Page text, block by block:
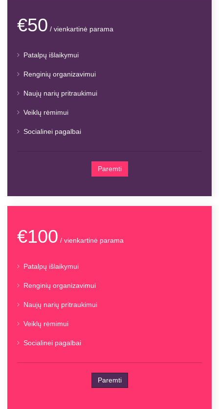
€50 / vienkartinė parama
Patalpų išlaikymui
Renginių organizavimui
Naujų narių pritraukimui
Veiklų rėmimui
Socialinei pagalbai
Paremti
€100 / vienkartinė parama
Patalpų išlaikymui
Renginių organizavimui
Naujų narių pritraukimui
Veiklų rėmimui
Socialinei pagalbai
Paremti